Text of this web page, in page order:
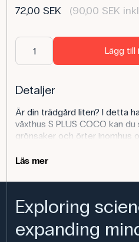
72,00 SEK (90,00 SEK
Lägg till
Detaljer
Är din trädgård liten? I detta
växthus S PLUS COCO kan
grönsaker och örter inomhus
växterna idealiska
Säker mat
Mått: 27,5 x 11,5 x 11 cm
Läs mer
Exploring
expanding